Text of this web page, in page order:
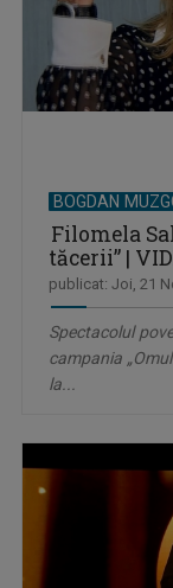
BOGDAN
Filomela
tăcerii” |
publicat: Joi, 21
Spectacolul
campania
la...